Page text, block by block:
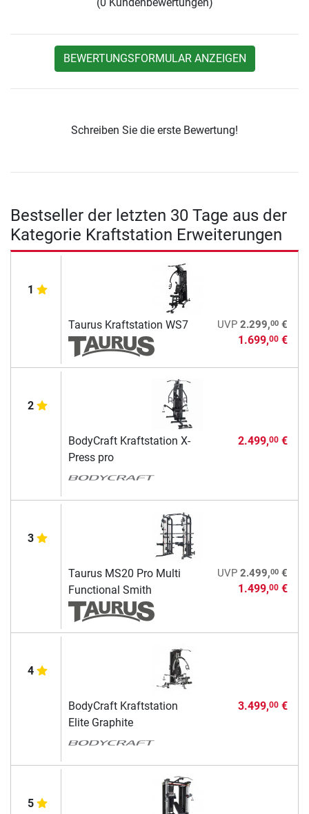
(0 Kundenbewertungen)
BEWERTUNGSFORMULAR ANZEIGEN
Schreiben Sie die erste Bewertung!
Bestseller der letzten 30 Tage aus der
Kategorie Kraftstation Erweiterungen
1
Taurus Kraftstation WS7 UVP 2.299,00€
1.699,00€
2
BodyCraft Kraftstation X-
Press pro
2.499,00€
3
Taurus MS20 Pro Multi
Functional Smith
UVP 2.499,00€
1.499,00€
4
BodyCraft Kraftstation
Elite Graphite
3.499,00€
5